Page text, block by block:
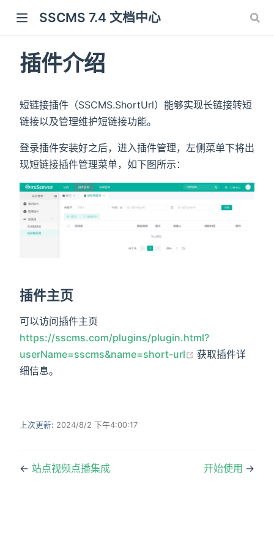
SSCMS 7.4 文档中心
插件介绍
短链接插件（SSCMS.ShortUrl）能够实现长链接转短
链接以及管理维护短链接功能。
登录插件安装好之后，进入插件管理，左侧菜单下将出
现短链接插件管理菜单，如下图所示：
插件主页
可以访问插件主页
https://sscms.com/plugins/plugin.html?
userName=sscms&name=short-url
(opens new
获取插件详
细信息。
上次更新: 2024/8/2 下午4:00:17
← 站点视频点播集成 开始使用 →